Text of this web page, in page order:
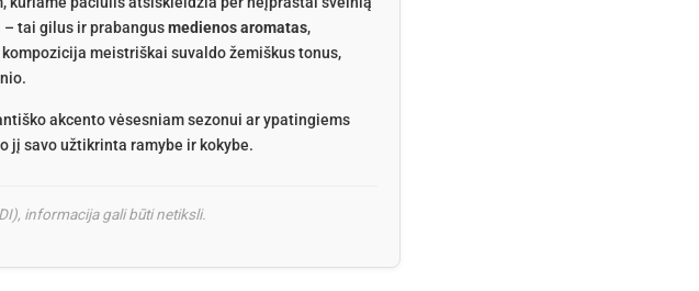
tai gilus ir prabangusmedienos aromatas,
meistriškai suvaldo žemiškus tonus,
akcento vėsesniam sezonui ar ypatingiems
jį savo užtikrinta ramybe ir kokybe.
informacija gali būti netiksli.